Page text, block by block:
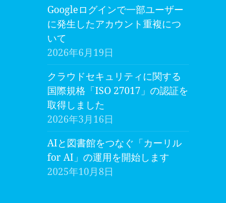
Googleログインで一部ユーザー
に発生したアカウント重複につ
いて
2026年6月19日
クラウドセキュリティに関する
国際規格「ISO 27017」の認証を
取得しました
2026年3月16日
AIと図書館をつなぐ「カーリル
for AI」の運用を開始します
2025年10月8日